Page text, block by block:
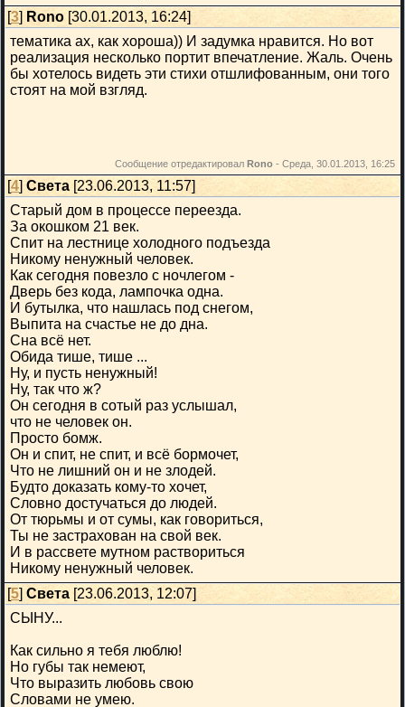
[3] Rono [30.01.2013, 16:24]
тематика ах, как хороша)) И задумка нравится. Но вот
реализация несколько портит впечатление. Жаль. Очень
бы хотелось видеть эти стихи отшлифованным, они того
стоят на мой взгляд.
Сообщение отредактировал Rono - Среда, 30.01.2013, 16:25
[4] Света [23.06.2013, 11:57]
Старый дом в процессе переезда.
За окошком 21 век.
Спит на лестнице холодного подъезда
Никому ненужный человек.
Как сегодня повезло с ночлегом -
Дверь без кода, лампочка одна.
И бутылка, что нашлась под снегом,
Выпита на счастье не до дна.
Сна всё нет.
Обида тише, тише ...
Ну, и пусть ненужный!
Ну, так что ж?
Он сегодня в сотый раз услышал,
что не человек он.
Просто бомж.
Он и спит, не спит, и всё бормочет,
Что не лишний он и не злодей.
Будто доказать кому-то хочет,
Словно достучаться до людей.
От тюрьмы и от сумы, как говориться,
Ты не застрахован на свой век.
И в рассвете мутном раствориться
Никому ненужный человек.
[5] Света [23.06.2013, 12:07]
СЫНУ...
Как сильно я тебя люблю!
Но губы так немеют,
Что выразить любовь свою
Словами не умею.